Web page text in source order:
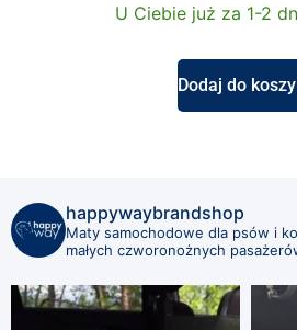
U Ciebie już za 1-2
Dodaj do
happywaybrandshop
Maty samochodowe dla psów i
małych czworonożnych